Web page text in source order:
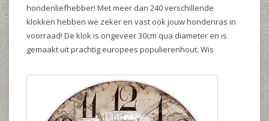
hondenliefhebber! Met meer dan 240 verschillende
klokken hebben we zeker en vast ook jouw hondenras in
voorraad! De klok is ongeveer 30cm qua diameter en is
gemaakt uit prachtig europees populierenhout. Wis